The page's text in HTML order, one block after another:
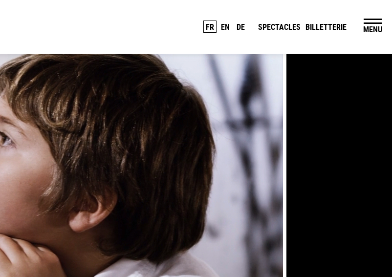
FR EN DE SPECTACLES BILLETTERIE MENU